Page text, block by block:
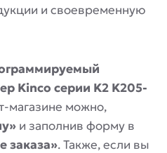
и своевременную
Kinco серии K2 K205-
магазине можно,
и заполнив форму в
заказа». Также, если вы